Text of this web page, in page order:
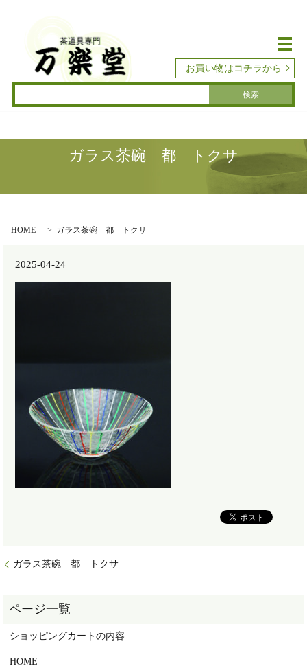
メ
お買い物はコチラから
ガラス茶碗 都 トクサ
HOME ガラス茶碗 都 トクサ
2025-04-24
ガラス茶碗 都 トクサ
ショッピングカートの内容
HOME